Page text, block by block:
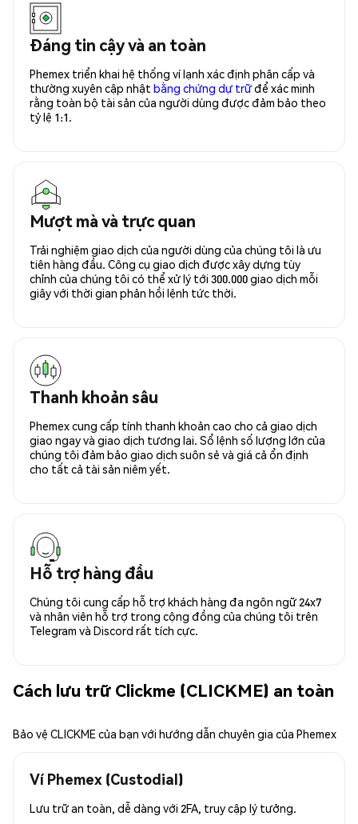
Đáng tin cậy và an toàn
Phemex triển khai hệ thống ví lạnh xác định phân cấp và
thường xuyên cập nhật bằng chứng dự trữđể xác minh
rằng toàn bộ tài sản của người dùng được đảm bảo theo
tỷ lệ 1:1.
Mượt mà và trực quan
Trải nghiệm giao dịch của người dùng của chúng tôi là ưu
tiên hàng đầu. Công cụ giao dịch được xây dựng tùy
chỉnh của chúng tôi có thể xử lý tới 300.000 giao dịch mỗi
giây với thời gian phản hồi lệnh tức thời.
Thanh khoản sâu
Phemex cung cấp tính thanh khoản cao cho cả giao dịch
giao ngay và giao dịch tương lai. Sổ lệnh số lượng lớn của
chúng tôi đảm bảo giao dịch suôn sẻ và giá cả ổn định
cho tất cả tài sản niêm yết.
Hỗ trợ hàng đầu
Chúng tôi cung cấp hỗ trợ khách hàng đa ngôn ngữ 24x7
và nhân viên hỗ trợ trong cộng đồng của chúng tôi trên
Telegram và Discord rất tích cực.
Cách lưu trữ Clickme (CLICKME) an toàn
Bảo vệ CLICKME của bạn với hướng dẫn chuyên gia của Phemex
Ví Phemex (Custodial)
Lưu trữ an toàn, dễ dàng với 2FA, truy cập lý tưởng.